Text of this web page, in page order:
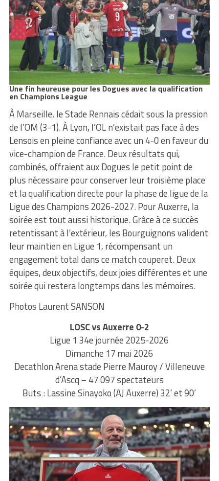
Une fin heureuse pour les Dogues avec la qualification
en Champions League
À Marseille, le Stade Rennais cédait sous la pression
de l’OM (3-1). À Lyon, l’OL n’existait pas face à des
Lensois en pleine confiance avec un 4-0 en faveur du
vice-champion de France. Deux résultats qui,
combinés, offraient aux Dogues le petit point de
plus nécessaire pour conserver leur troisième place
et la qualification directe pour la phase de ligue de la
Ligue des Champions 2026-2027. Pour Auxerre, la
soirée est tout aussi historique. Grâce à ce succès
retentissant à l’extérieur, les Bourguignons valident
leur maintien en Ligue 1, récompensant un
engagement total dans ce match couperet. Deux
équipes, deux objectifs, deux joies différentes et une
soirée qui restera longtemps dans les mémoires.
Photos Laurent SANSON
LOSC vs Auxerre 0-2
Ligue 1 34e journée 2025-2026
Dimanche 17 mai 2026
Decathlon Arena stade Pierre Mauroy / Villeneuve
d’Ascq – 47 097 spectateurs
Buts : Lassine Sinayoko (AJ Auxerre) 32’ et 90’